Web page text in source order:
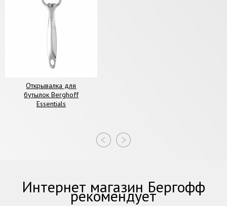
Открывалка для
бутылок Berghoff
Essentials
Интернет магазин Бергофф
рекомендует